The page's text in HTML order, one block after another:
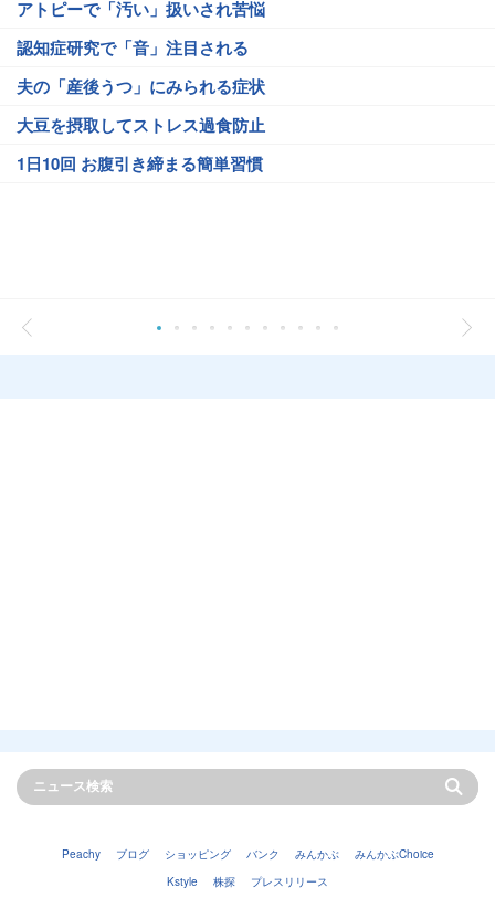
アトピーで「汚い」扱いされ苦悩
認知症研究で「音」注目される
夫の「産後うつ」にみられる症状
大豆を摂取してストレス過食防止
1日10回 お腹引き締まる簡単習慣
Peachy ブログ ショッピング バンク みんかぶ
みんかぶChoice
Kstyle
株探 プレスリリース